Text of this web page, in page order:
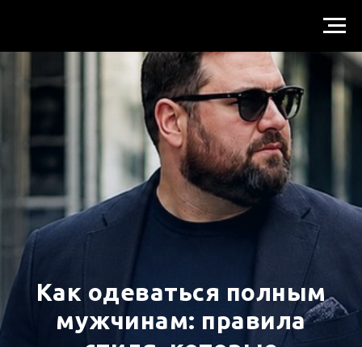
Как одеваться полным
мужчинам: правила